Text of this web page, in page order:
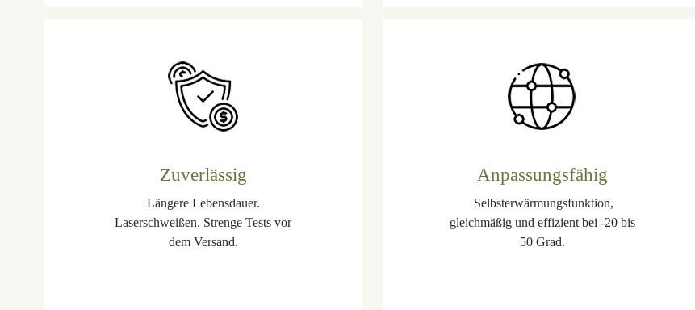
Zuverlässig
Längere Lebensdauer.
Laserschweißen. Strenge Tests vor
dem Versand.
Anpassungsfähig
Selbsterwärmungsfunktion,
gleichmäßig und effizient bei -20 bis
50 Grad.